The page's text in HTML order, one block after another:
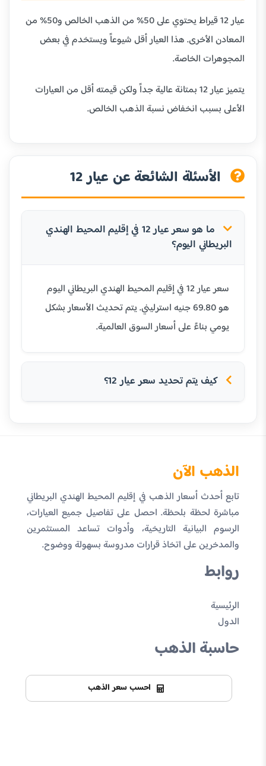
عيار 12 قيراط يحتوي على 50% من الذهب الخالص و50% من
المعادن الأخرى. هذا العيار أقل شيوعاً ويستخدم في بعض
المجوهرات الخاصة.
يتميز عيار 12 بمتانة عالية جداً ولكن قيمته أقل من العيارات
الأعلى بسبب انخفاض نسبة الذهب الخالص.
الأسئلة الشائعة عن عيار 12
ما هو سعر عيار 12 في إقليم المحيط الهندي
البريطاني اليوم؟
سعر عيار 12 في إقليم المحيط الهندي البريطاني اليوم
هو 69.80 جنيه استرليني. يتم تحديث الأسعار بشكل
يومي بناءً على أسعار السوق العالمية.
كيف يتم تحديد سعر عيار 12؟
الذهب الآن
تابع أحدث أسعار الذهب في إقليم المحيط الهندي البريطاني
مباشرة لحظة بلحظة. احصل على تفاصيل جميع العيارات،
الرسوم البيانية التاريخية، وأدوات تساعد المستثمرين
والمدخرين على اتخاذ قرارات مدروسة بسهولة ووضوح.
روابط
الرئيسية
الدول
حاسبة الذهب
احسب سعر الذهب